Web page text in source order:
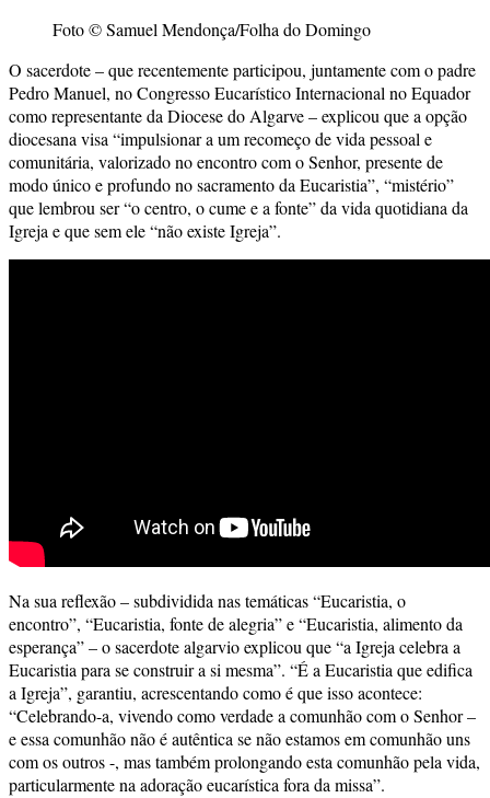
Foto © Samuel Mendonça/Folha do Domingo
O sacerdote – que recentemente participou, juntamente com o padre
Pedro Manuel, no Congresso Eucarístico Internacional no Equador
como representante da Diocese do Algarve – explicou que a opção
diocesana visa “impulsionar a um recomeço de vida pessoal e
comunitária, valorizado no encontro com o Senhor, presente de
modo único e profundo no sacramento da Eucaristia”, “mistério”
que lembrou ser “o centro, o cume e a fonte” da vida quotidiana da
Igreja e que sem ele “não existe Igreja”.
Na sua reflexão – subdividida nas temáticas “Eucaristia, o
encontro”, “Eucaristia, fonte de alegria” e “Eucaristia, alimento da
esperança” – o sacerdote algarvio explicou que “a Igreja celebra a
Eucaristia para se construir a si mesma”. “É a Eucaristia que edifica
a Igreja”, garantiu, acrescentando como é que isso acontece:
“Celebrando-a, vivendo como verdade a comunhão com o Senhor –
e essa comunhão não é autêntica se não estamos em comunhão uns
com os outros -, mas também prolongando esta comunhão pela vida,
particularmente na adoração eucarística fora da missa”.